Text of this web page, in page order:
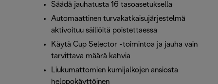
Säädä jauhatusta 16 tasoasetuksella
Automaattinen turvakatkaisujärjestelmä
aktivoituu säiliöitä poistettaessa
Käytä Cup Selector -toimintoa ja jauha vain
tarvittava määrä kahvia
Liukumattomien kumijalkojen ansiosta
helppokäyttöinen